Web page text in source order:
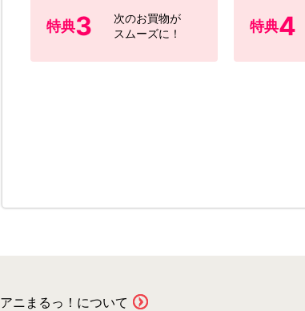
特典3
次のお買物が
スムーズに！
特典4
アニまるっ！について